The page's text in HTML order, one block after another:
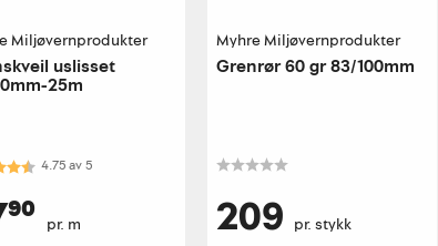
Miljøvernprodukter
uslisset
25m
4.8 av 5 mulige
4.75av5
pr. m
Myhre Miljøvernprodukter
Grenrør 60 gr 83/100mm
209 pr. stykk